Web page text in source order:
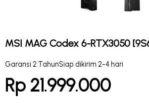
MSI MAG Codex 6-RTX3050
Garansi 2 TahunSiap dikirim 2-4 hari
Rp 21.999.000